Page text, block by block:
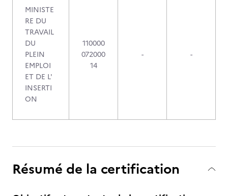
MINISTE
RE DU
TRAVAIL
DU
PLEIN
EMPLOI
ET DE L'
INSERTI
ON
110000
072000
14
- -
Résumé de la certification